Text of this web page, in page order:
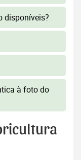
disponíveis?
à foto do